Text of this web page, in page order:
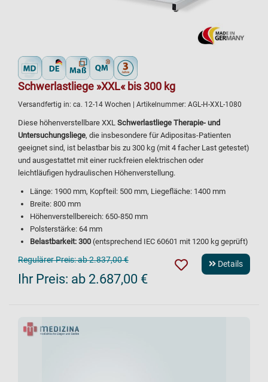
Schwerlastliege »XXL« bis 300 kg
Versandfertig in: ca. 12-14 Wochen | Artikelnummer: AGL-H-XXL-1080
Diese höhenverstellbare XXL Schwerlastliege Therapie- und
Untersuchungsliege, die insbesondere für Adipositas-Patienten
geeignet sind, ist belastbar bis zu 300 kg (mit 4 facher Last getestet)
und ausgestattet mit einer ruckfreien elektrischen oder
leichtläufigen hydraulischen Höhenverstellung.
Länge: 1900 mm, Kopfteil: 500 mm, Liegefläche: 1400 mm
Breite: 800 mm
Höhenverstellbereich: 650-850 mm
Polsterstärke: 64 mm
Belastbarkeit: 300 (entsprechend IEC 60601 mit 1200 kg geprüft)
Regulärer Preis:ab 2.837,00 €
Ihr Preis: ab 2.687,00 €
Details